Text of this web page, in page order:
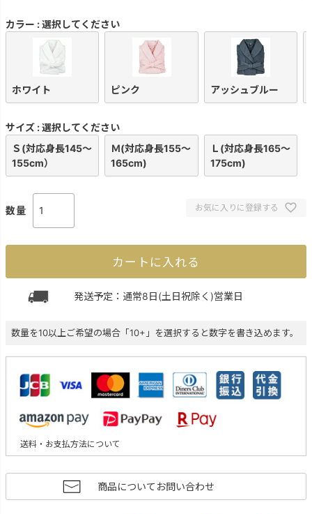
カラー 選択してください
ホワイト ピンク アッシュブルー
サイズ 選択してください
Ｓ(対応身長145～
155cm）
Ｍ(対応身長155～
165cm)
Ｌ(対応身長165～
175cm)
お気に入りに登録する
カートに入れる
発送予定：通常8日(土日祝除く)営業日
数量を10以上ご希望の場合「10+」を選択すると数字を書き込めます。
送料・お支払方法について
商品についてお問い合わせ